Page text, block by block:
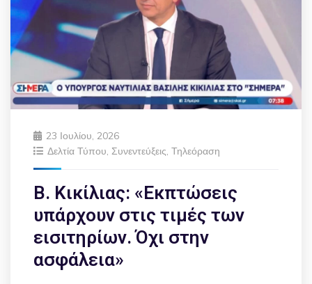
23 Ιουλίου, 2026
Δελτία Τύπου, Συνεντεύξεις, Τηλεόραση
Β. Κικίλιας: «Εκπτώσεις
υπάρχουν στις τιμές των
εισιτηρίων. Όχι στην
ασφάλεια»